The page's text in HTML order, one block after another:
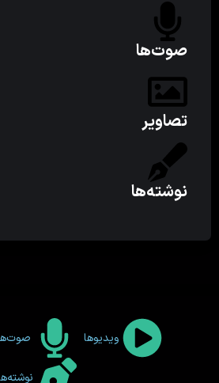
صوت‌ها
تصاویر
نوشته‌ها
ویدیوها